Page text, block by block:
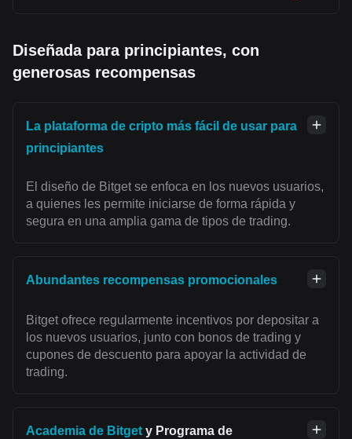
Diseñada para principiantes, con
generosas recompensas
La plataforma de cripto más fácil de usar para
principiantes
El diseño de Bitget se enfoca en los nuevos usuarios,
a quienes les permite iniciarse de forma rápida y
segura en una amplia gama de tipos de trading.
Abundantes recompensas promocionales
Bitget ofrece regularmente incentivos por depositar a
los nuevos usuarios, junto con bonos de trading y
cupones de descuento para apoyar la actividad de
trading.
Academia de Bitget y Programa de